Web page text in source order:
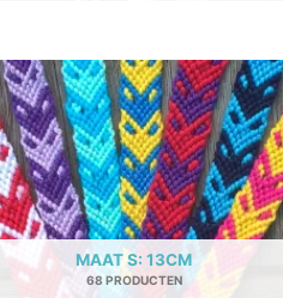
MAAT S: 13CM
68 PRODUCTEN